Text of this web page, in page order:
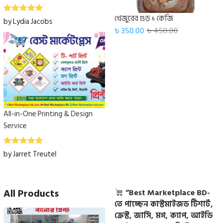
Rated5 out
of 5
by Lydia Jacobs
All-in-One Printing & Design
Service
Rated5out
of 5
by Jarret Treutel
খেজুরের গুড় ১ কেজি
৳450.00
৳350.00
All Products
“Best Marketplace BD-
তে পাচ্ছেন কাস্টমাইজড টিশার্ট,
ক্রেস্ট, জার্সি, মগ, ক্যাপ, আইডি